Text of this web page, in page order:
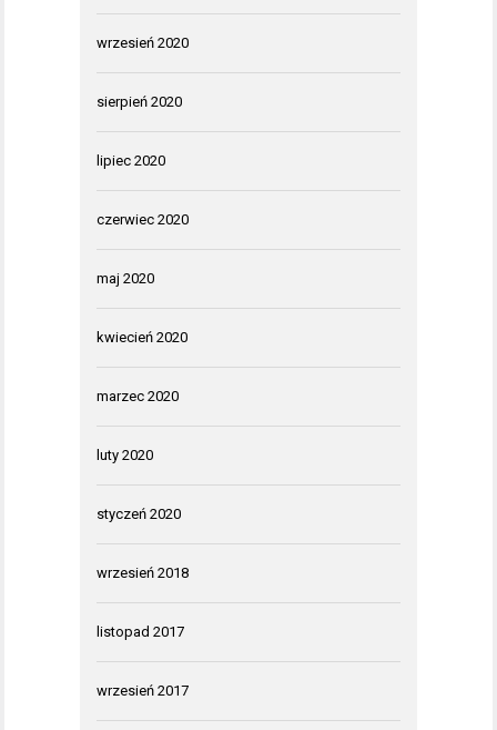
wrzesień 2020
sierpień 2020
lipiec 2020
czerwiec 2020
maj 2020
kwiecień 2020
marzec 2020
luty 2020
styczeń 2020
wrzesień 2018
listopad 2017
wrzesień 2017